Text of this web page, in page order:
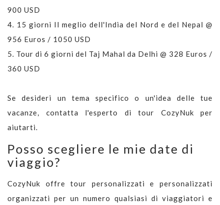
900 USD
4. 15 giorni Il meglio dell'India del Nord e del Nepal @
956 Euros / 1050 USD
5. Tour di 6 giorni del Taj Mahal da Delhi @ 328 Euros /
360 USD
Se desideri un tema specifico o un'idea delle tue
vacanze, contatta l'esperto di tour CozyNuk per
aiutarti.
Posso scegliere le mie date di
viaggio?
CozyNuk offre tour personalizzati e personalizzati
organizzati per un numero qualsiasi di viaggiatori e